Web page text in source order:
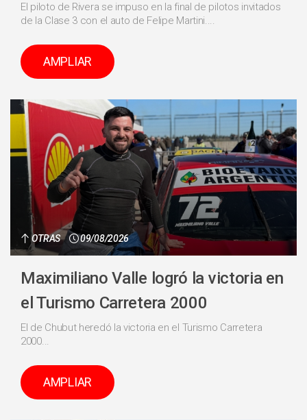
El piloto de Rivera se impuso en la final de pilotos invitados
de la Clase 3 con el auto de Felipe Martini....
AMPLIAR
OTRAS 09/08/2026
Maximiliano Valle logró la victoria en
el Turismo Carretera 2000
El de Chubut heredó la victoria en el Turismo Carretera
2000...
AMPLIAR